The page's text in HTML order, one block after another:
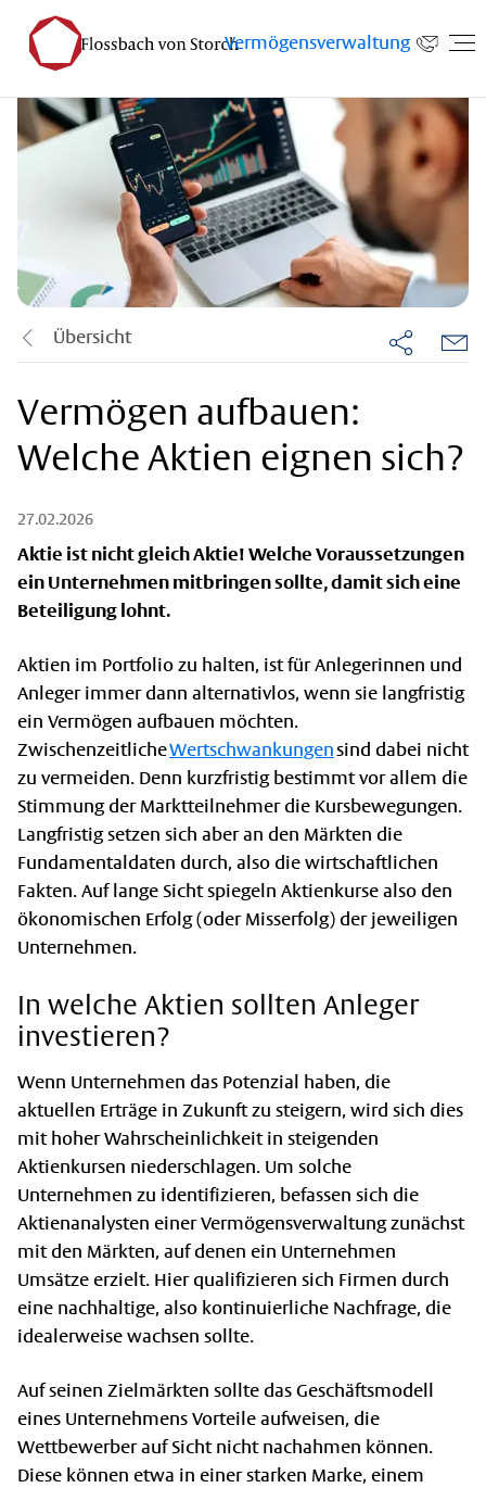
Vermögensverwaltung
Übersicht
Vermögen aufbauen:
Welche Aktien eignen sich?
27.02.2026
Aktie ist nicht gleich Aktie! Welche Voraussetzungen
ein Unternehmen mitbringen sollte, damit sich eine
Beteiligung lohnt.
Aktien im Portfolio zu halten, ist für Anlegerinnen und
Anleger immer dann alternativlos, wenn sie langfristig
ein Vermögen aufbauen möchten.
ZwischenzeitlicheWertschwankungensind dabei nicht
zu vermeiden. Denn kurzfristig bestimmt vor allem die
Stimmung der Marktteilnehmer die Kursbewegungen.
Langfristig setzen sich aber an den Märkten die
Fundamentaldaten durch, also die wirtschaftlichen
Fakten. Auf lange Sicht spiegeln Aktienkurse also den
ökonomischen Erfolg (oder Misserfolg) der jeweiligen
Unternehmen.
In welche Aktien sollten Anleger
investieren?
Wenn Unternehmen das Potenzial haben, die
aktuellen Erträge in Zukunft zu steigern, wird sich dies
mit hoher Wahrscheinlichkeit in steigenden
Aktienkursen niederschlagen. Um solche
Unternehmen zu identifizieren, befassen sich die
Aktienanalysten einer Vermögensverwaltung zunächst
mit den Märkten, auf denen ein Unternehmen
Umsätze erzielt. Hier qualifizieren sich Firmen durch
eine nachhaltige, also kontinuierliche Nachfrage, die
idealerweise wachsen sollte.
Auf seinen Zielmärkten sollte das Geschäftsmodell
eines Unternehmens Vorteile aufweisen, die
Wettbewerber auf Sicht nicht nachahmen können.
Diese können etwa in einer starken Marke, einem